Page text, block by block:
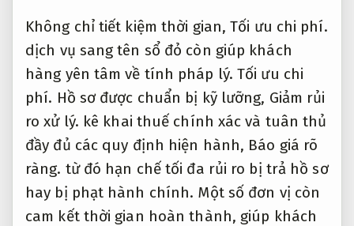
Không chỉ tiết kiệm thời gian,Tối ưu chi phí.
dịch vụ sang tên sổ đỏ còn giúp khách
hàng yên tâm về tính pháp lý. Tối ưu chi
phí. Hồ sơ được chuẩn bị kỹ lưỡng, Giảm rủi
ro xử lý. kê khai thuế chính xác và tuân thủ
đầy đủ các quy định hiện hành, Báo giá rõ
ràng. từ đó hạn chế tối đa rủi ro bị trả hồ sơ
hay bị phạt hành chính. Một số đơn vị còn
cam kết thời gian hoàn thành, giúp khách